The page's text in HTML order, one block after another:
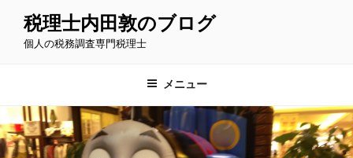
ス
キ
税理士内田敦のブログ
個人の税務調査専門税理士
メニュー